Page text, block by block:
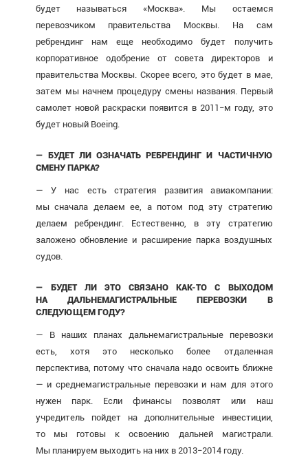
будет называться «Москва». Мы остаемся
перевозчиком правительства Москвы. На сам
ребрендинг нам еще необходимо будет получить
корпоративное одобрение от совета директоров и
правительства Москвы. Скорее всего, это будет в мае,
затем мы начнем процедуру смены названия. Первый
самолет новой раскраски появится в 2011−м году, это
будет новый Boeing.
— БУДЕТ ЛИ ОЗНАЧАТЬ РЕБРЕНДИНГ И ЧАСТИЧНУЮ
СМЕНУ ПАРКА?
— У нас есть стратегия развития авиакомпании:
мы сначала делаем ее, а потом под эту стратегию
делаем ребрендинг. Естественно, в эту стратегию
заложено обновление и расширение парка воздушных
судов.
— БУДЕТ ЛИ ЭТО СВЯЗАНО КАК-ТО С ВЫХОДОМ
НА ДАЛЬНЕМАГИСТРАЛЬНЫЕ ПЕРЕВОЗКИ В
СЛЕДУЮЩЕМ ГОДУ?
— В наших планах дальнемагистральные перевозки
есть, хотя это несколько более отдаленная
перспектива, потому что сначала надо освоить ближне
— и среднемагистральные перевозки и нам для этого
нужен парк. Если финансы позволят или наш
учредитель пойдет на дополнительные инвестиции,
то мы готовы к освоению дальней магистрали.
Мы планируем выходить на них в 2013−2014 году.